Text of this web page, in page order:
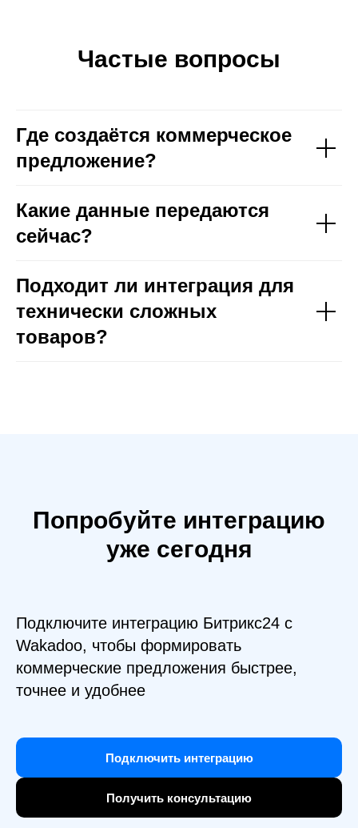
Частые вопросы
Где создаётся коммерческое
предложение?
Какие данные передаются
сейчас?
Подходит ли интеграция для
технически сложных
товаров?
Попробуйте интеграцию
уже сегодня
Подключите интеграцию Битрикс24 с
Wakadoo, чтобы формировать
коммерческие предложения быстрее,
точнее и удобнее
Подключить интеграцию
Получить консультацию